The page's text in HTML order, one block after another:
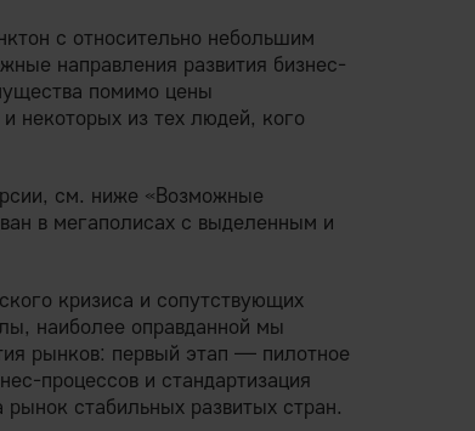
с относительно небольшим
направления развития бизнес-
помимо цены
некоторых из тех людей, кого
см. ниже «Возможные
в мегаполисах с выделенным и
кризиса и сопутствующих
наиболее оправданной мы
рынков: первый этап — пилотное
процессов и стандартизация
стабильных развитых стран.